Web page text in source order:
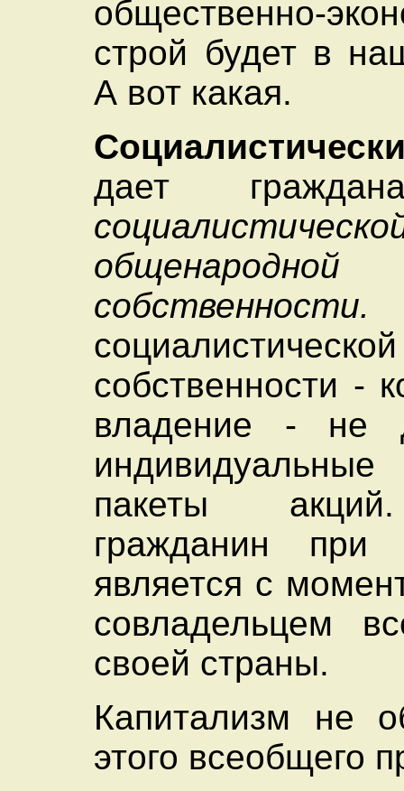
общественно-
строй будет в
А вот какая.
дает
общенародной
собственности.
социалистической
собственности -
владение - не
пакеты
гражданин при
является с
совладельцем
своей страны.
Капитализм не
этого всеобщего